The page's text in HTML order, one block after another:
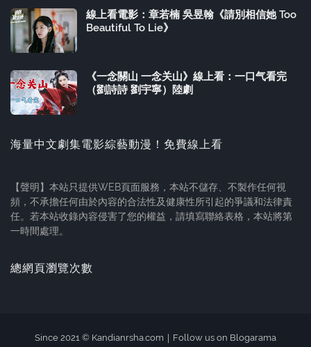
線上看電影：章若楠 吳昱翰《請別相信她 Too
Beautiful To Lie》
《一念關山 一念关山》線上看：一口气看完
（劉詩詩 劉宇寧）陸劇
海量中文劇集電影綜藝動漫！免費線上看
【聲明】本站只提供WEB頁面服務，本站不儲存、不製作任何視
頻，不承擔任何由於內容的合法性及健康性所引起的爭議和法律責
任。若本站收錄內容侵害了您的權益，請填寫聯絡表格，本站將第
一時間處理。
總網頁瀏覽次數
Since 2021 © Kandianrsha.com ｜ Follow us on Blogarama